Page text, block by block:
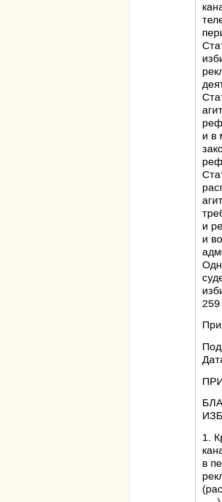
и в
и
и
1.
в